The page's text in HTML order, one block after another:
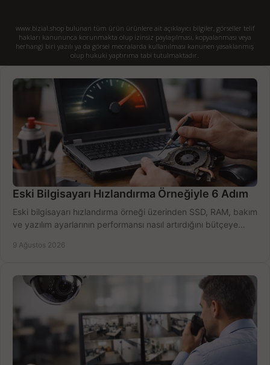
www.bizial.shop bulunan tüm ürün ürünlere ait açıklayıcı bilgiler, görseller telif
hakları kanununca korunmakta olup izinsiz paylaşılması, kopyalanması veya
herhangi biri yazılı ya da görsel mecralarda kullanılması kanunen yasaklanmış
olup hukuki yaptırıma tabi tutulmaktadır.
Eski Bilgisayarı Hızlandırma Örneğiyle 6 Adım
Eski bilgisayarı hızlandırma örneği üzerinden SSD, RAM, bakım
ve yazılım ayarlarının performansı nasıl artırdığını bütçeye
9 Ağustos 2026